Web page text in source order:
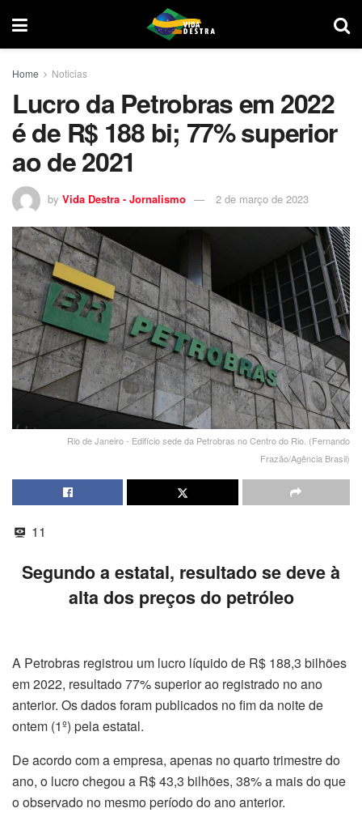
Home Noticias
Lucro da Petrobras em 2022
é de R$ 188 bi; 77% superior
ao de 2021
by Vida Destra - Jornalismo 2 de março de 2023
Rio de Janeiro - Edifício sede da Petrobras no Centro do Rio. (Fernando
Frazão/Agência Brasil)
11
Segundo a estatal, resultado se deve à
alta dos preços do petróleo
A Petrobras registrou um lucro líquido de R$ 188,3 bilhões
em 2022, resultado 77% superior ao registrado no ano
anterior. Os dados foram publicados no fim da noite de
ontem (1º) pela estatal.
De acordo com a empresa, apenas no quarto trimestre do
ano, o lucro chegou a R$ 43,3 bilhões, 38% a mais do que
o observado no mesmo período do ano anterior.